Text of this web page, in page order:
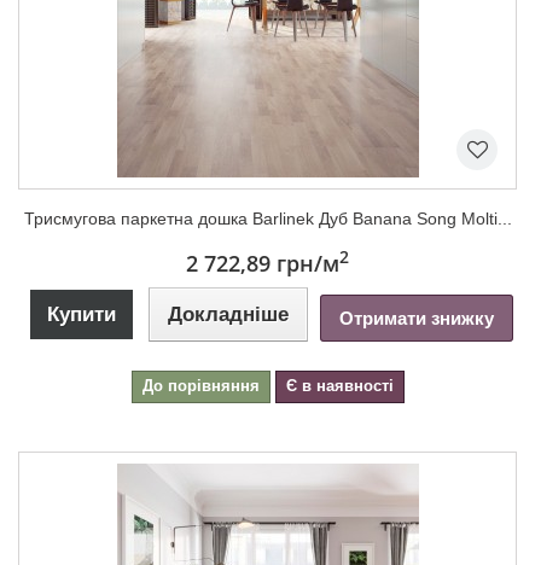
Триcмугова паркетна дошка Barlinek Дуб Banana Song Molti...
2 722,89 грн/м2
Купити Докладніше Отримати знижку
До порівняння Є в наявності